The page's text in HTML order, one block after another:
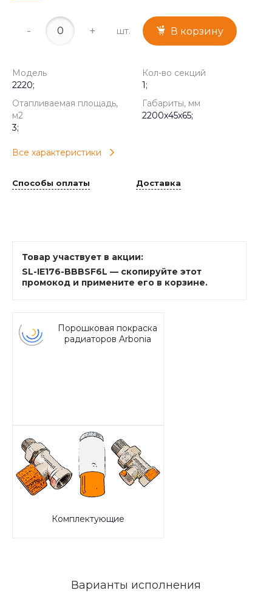
- + шт. В корзину
Модель
2220;
Кол-во секций
1;
Отапливаемая площадь,
м2
3;
Габариты, мм
2200x45x65;
Все характеристики
Способы оплаты Доставка
Товар участвует в акции:
SL-IE176-BBBSF6L — скопируйте этот
промокод и примените его в корзине.
Порошковая покраска
радиаторов Arbonia
Комплектующие
Варианты исполнения